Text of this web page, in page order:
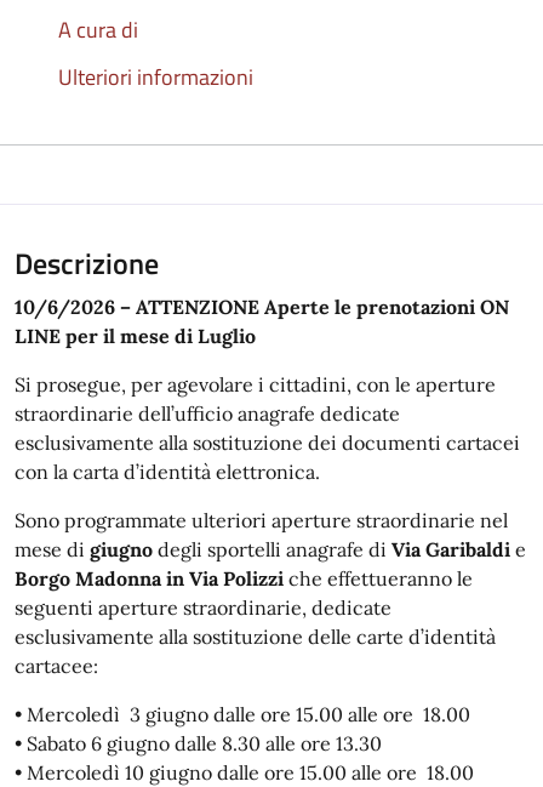
A cura di
Ulteriori informazioni
Descrizione
10/6/2026 – ATTENZIONE Aperte le prenotazioni ON
LINE per il mese di Luglio
Si prosegue, per agevolare i cittadini, con le aperture
straordinarie dell’ufficio anagrafe dedicate
esclusivamente alla sostituzione dei documenti cartacei
con la carta d’identità elettronica.
Sono programmate ulteriori aperture straordinarie nel
mese di giugno degli sportelli anagrafe di Via Garibaldi e
Borgo Madonna in Via Polizzi che effettueranno le
seguenti aperture straordinarie, dedicate
esclusivamente alla sostituzione delle carte d’identità
cartacee:
• Mercoledì 3 giugno dalle ore 15.00 alle ore 18.00
• Sabato 6 giugno dalle 8.30 alle ore 13.30
• Mercoledì 10 giugno dalle ore 15.00 alle ore 18.00